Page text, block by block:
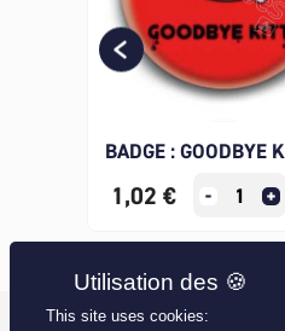
BADGE : GOODBYE
1,02 €
This site uses cookies: